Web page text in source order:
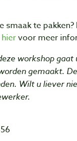
smaak te
hiervoor meer
workshop
gemaakt.
Wilt u liever